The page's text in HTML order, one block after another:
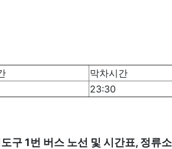
막차시간
23:30
구 1번 버스 노선 및 시간표, 정류